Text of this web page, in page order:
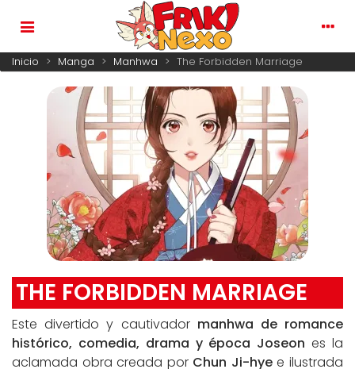
Inicio > Manga > Manhwa > The Forbidden Marriage
THE FORBIDDEN MARRIAGE
Este divertido y cautivador manhwa de romance
histórico, comedia, drama y época Joseon es la
aclamada obra creada por Chun Ji-hyee ilustrada